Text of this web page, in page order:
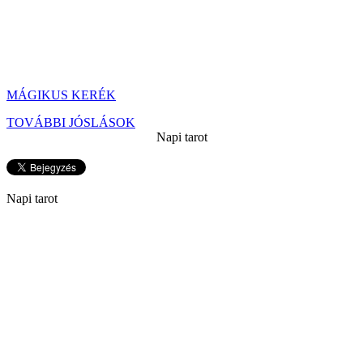
MÁGIKUS KERÉK
TOVÁBBI JÓSLÁSOK
Napi tarot
Napi tarot